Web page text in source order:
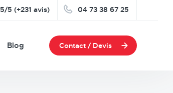
5/5 (+231 avis) 04 73 38 67 25
Contact / Devis
Blog